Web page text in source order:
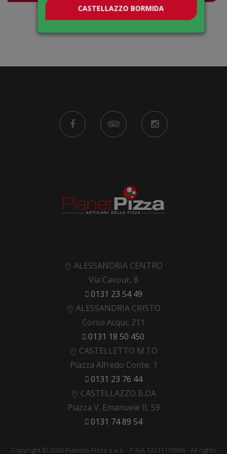
ALESSANDRIA CENTRO
Via Cavour, 8
0131 23 54 49
ALESSANDRIA CRISTO
Corso Acqui, 211
0131 18 50 450
CASTELLETTO M.TO
Piazza Alfredo Conte, 1
0131 23 76 44
CASTELLAZZO B.DA
Piazza V. Emanuele II, 59
0131 74 89 54
Copyright © 2026 Pianeta Pizza s.a.s. - P.IVA 12211110965 - All rights
CASTELLAZZO BORMIDA